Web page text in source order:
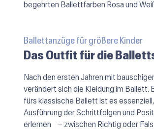
begehrten Ballettfarben Rosa und
Ballettanzüge für größere Kinder
Das Outfit für die
Nach den ersten Jahren mit
verändert sich die Kleidung im Ballett.
fürs klassische Ballett ist es
Ausführung der Schrittfolgen und
erlernen – zwischen Richtig oder